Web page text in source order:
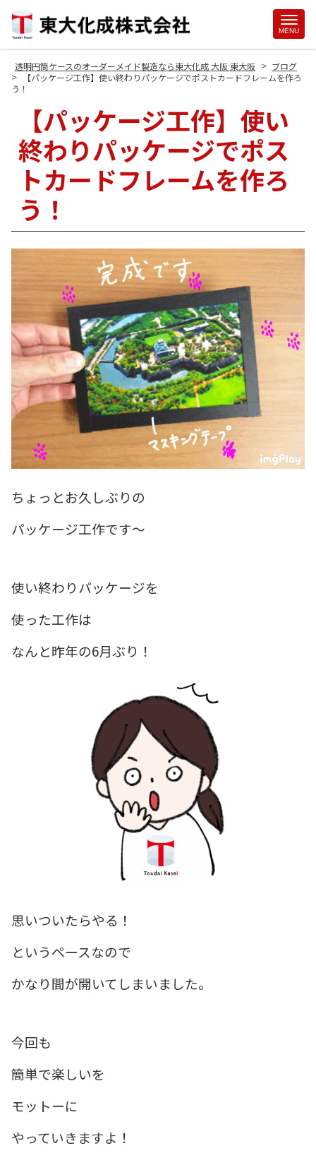
MENU
透明円筒ケースのオーダーメイド製造なら東大化成 大阪 東大阪 > ブログ
>
【パッケージ工作】使い終わりパッケージでポストカードフレームを作ろ
う！
【パッケージ工作】使い
終わりパッケージでポス
トカードフレームを作ろ
う！
ちょっとお久しぶりの
パッケージ工作です〜
使い終わりパッケージを
使った工作は
なんと昨年の6月ぶり！
思いついたらやる！
というペースなので
かなり間が開いてしまいました。
今回も
簡単で楽しいを
モットーに
やっていきますよ！
Site
Footer